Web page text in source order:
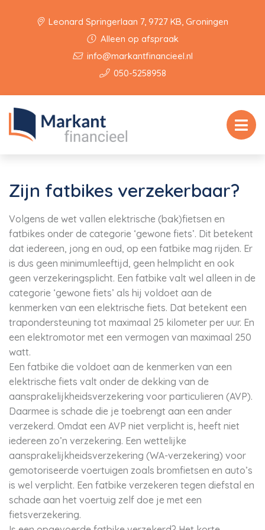
Leonard Springerlaan 7, 9727 KB, Groningen
Alleen op afspraak
info@markantfinancieel.nl
050-5258958
Zijn fatbikes verzekerbaar?
Volgens de wet vallen elektrische (bak)fietsen en
fatbikes onder de categorie ‘gewone fiets’. Dit betekent
dat iedereen, jong en oud, op een fatbike mag rijden. Er
is dus geen minimumleeftijd, geen helmplicht en ook
geen verzekeringsplicht. Een fatbike valt wel alleen in de
categorie ‘gewone fiets’ als hij voldoet aan de
kenmerken van een elektrische fiets. Dat betekent een
trapondersteuning tot maximaal 25 kilometer per uur. En
een elektromotor met een vermogen van maximaal 250
watt.
Een fatbike die voldoet aan de kenmerken van een
elektrische fiets valt onder de dekking van de
aansprakelijkheidsverzekering voor particulieren (AVP).
Daarmee is schade die je toebrengt aan een ander
verzekerd. Omdat een AVP niet verplicht is, heeft niet
iedereen zo’n verzekering. Een wettelijke
aansprakelijkheidsverzekering (WA-verzekering) voor
gemotoriseerde voertuigen zoals bromfietsen en auto’s
is wel verplicht. Een fatbike verzekeren tegen diefstal en
schade aan het voertuig zelf doe je met een
fietsverzekering.